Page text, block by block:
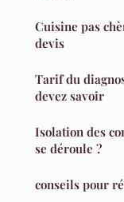
Cuisine pas
devis
Tarif du
devez savoir
Isolation des
se déroule ?
conseils pour